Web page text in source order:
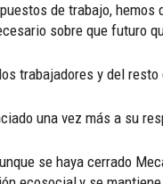
de trabajo,
sobre que futuro
trabajadores y del
una vez más a su
se haya cerrado